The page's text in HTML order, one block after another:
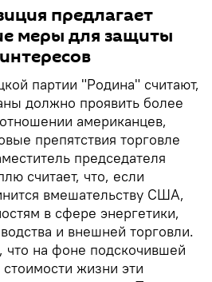
предлагает
меры для защиты
партии "Родина" считают,
должно проявить более
американцев,
препятствия торговле
председателя
считает, что, если
вмешательству США,
в сфере энергетики,
и внешней торговли.
что на фоне подскочившей
жизни эти